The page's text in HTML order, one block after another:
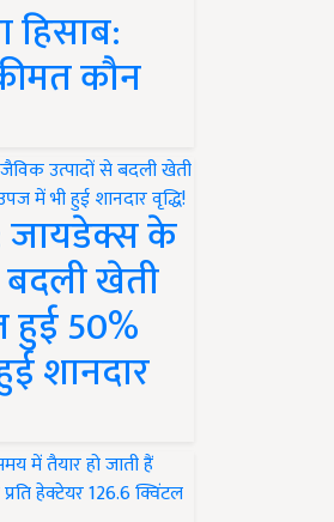
कौन
जायडेक्स के
बदली खेती
हुई 50%
शानदार